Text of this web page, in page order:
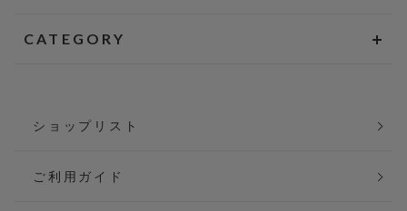
CATEGORY
ショップリスト
ご利用ガイド